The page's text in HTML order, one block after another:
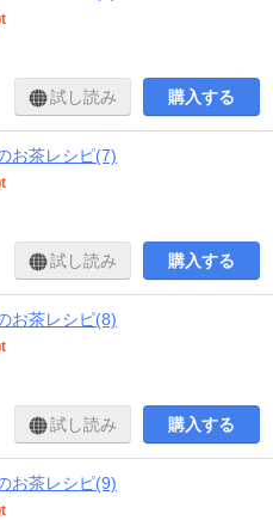
試し読み 購入する
お茶レシピ(7)
試し読み 購入する
お茶レシピ(8)
試し読み 購入する
お茶レシピ(9)